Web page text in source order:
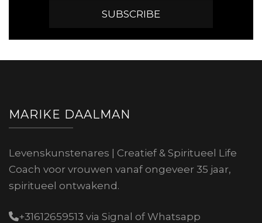
MARIKE DAALMAN
Levenskunstenares | Creatief & Spiritueel Life
Coach voor vrouwen vanaf ongeveer 35 jaar,
spiritueel ontwakend.
+31612659513 via Signal of Whatsapp